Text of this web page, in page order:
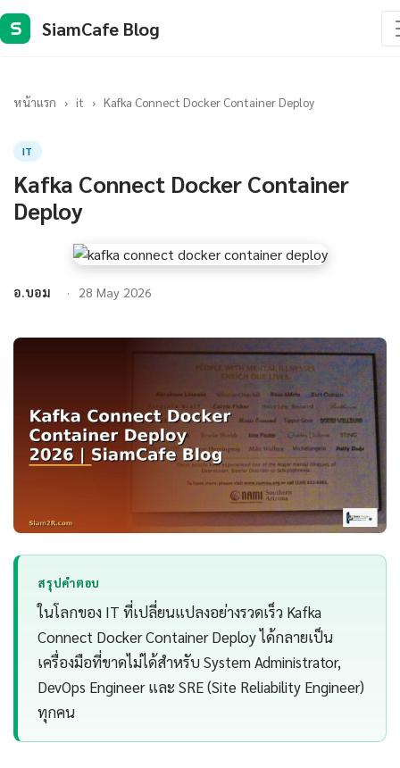
S SiamCafe Blog
หน้าแรก › it › Kafka Connect Docker Container Deploy
IT
Kafka Connect Docker Container
Deploy
อ.บอม 28 May 2026
สรุปคำตอบ
ในโลกของ IT ที่เปลี่ยนแปลงอย่างรวดเร็ว Kafka
Connect Docker Container Deploy ได้กลายเป็น
เครื่องมือที่ขาดไม่ได้สำหรับ System Administrator,
DevOps Engineer และ SRE (Site Reliability Engineer)
ทุกคน